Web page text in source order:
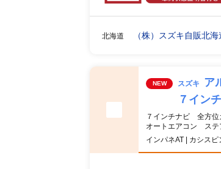
北海道 （株）スズキ自販北
NEW スズキ
ア
７イン
７インチナビ 全方
オートエアコン ステ
インパネAT | カシス